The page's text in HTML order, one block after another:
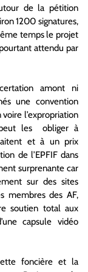
de la pétition
1200 signatures,
temps le projet
attendu par
amont ni
une convention
l’expropriation
peut les obliger à
et à un prix
de l’EPFIF dans
surprenante car
sur des sites
membres des AF,
soutien total aux
capsule vidéo
foncière et la